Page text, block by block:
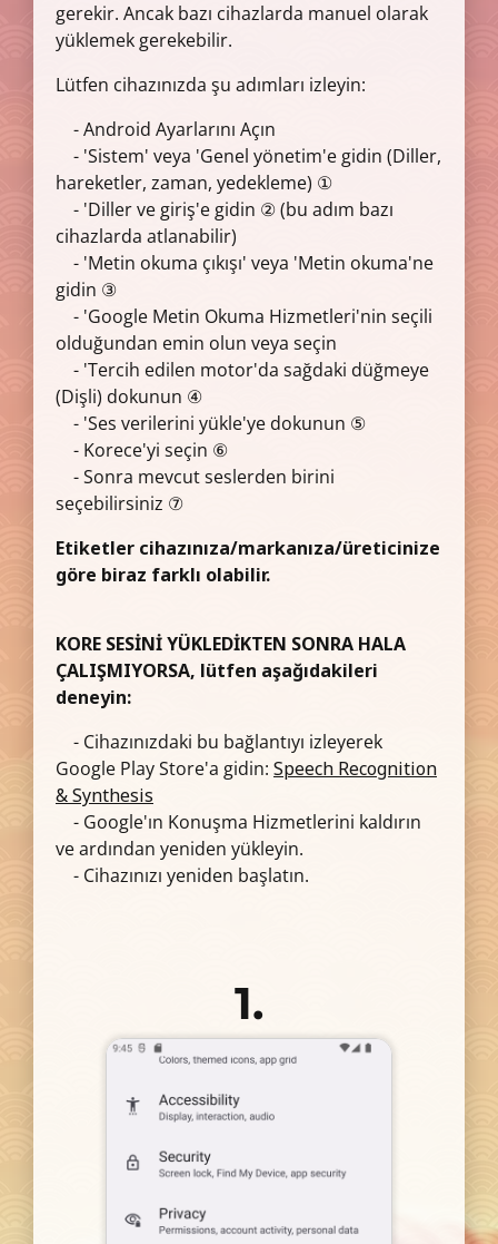
gerekir. Ancak bazı cihazlarda manuel olarak
yüklemek gerekebilir.
Lütfen cihazınızda şu adımları izleyin:
- Android Ayarlarını Açın
- 'Sistem' veya 'Genel yönetim'e gidin (Diller,
hareketler, zaman, yedekleme) ①
- 'Diller ve giriş'e gidin ② (bu adım bazı
cihazlarda atlanabilir)
- 'Metin okuma çıkışı' veya 'Metin okuma'ne
gidin ③
- 'Google Metin Okuma Hizmetleri'nin seçili
olduğundan emin olun veya seçin
- 'Tercih edilen motor'da sağdaki düğmeye
(Dişli) dokunun ④
- 'Ses verilerini yükle'ye dokunun ⑤
- Korece'yi seçin ⑥
- Sonra mevcut seslerden birini
seçebilirsiniz ⑦
Etiketler cihazınıza/markanıza/üreticinize
göre biraz farklı olabilir.
KORE SESİNİ YÜKLEDİKTEN SONRA HALA
ÇALIŞMIYORSA, lütfen aşağıdakileri
deneyin:
- Cihazınızdaki bu bağlantıyı izleyerek
Google Play Store'a gidin: Speech Recognition
& Synthesis
- Google'ın Konuşma Hizmetlerini kaldırın
ve ardından yeniden yükleyin.
- Cihazınızı yeniden başlatın.
1.